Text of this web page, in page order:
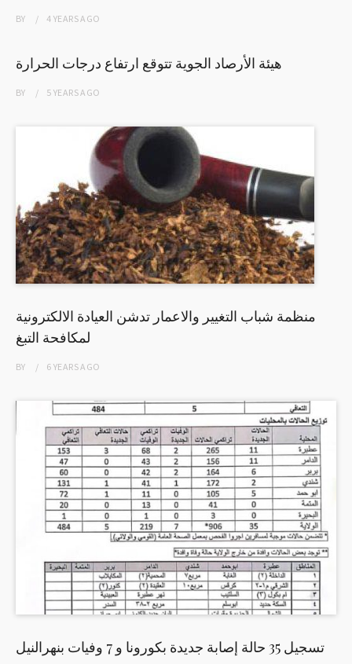
BY 4 YEARSAGO
هيئة الأرصاد الجوية تتوقع ارتفاع درجات الحرارة
BY 5 YEARSAGO
منظمة شباب التغيير والاعمار تدشن العيادة الالكترونية
لمكافحة التبغ
BY 6 YEARSAGO
تسجيل 35 حالة إصابة جديدة بكورونا و 7 وفيات بنهرالنيل